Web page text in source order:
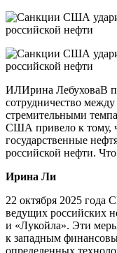
ИЛИрина ЛебуховаВ
сотрудничество
стремительными
США привело к тому,
государственные
российской нефти.
Ирина Ли
22 октября 2025
ведущих российских
и «Лукойла». Эти
к западным
определенных